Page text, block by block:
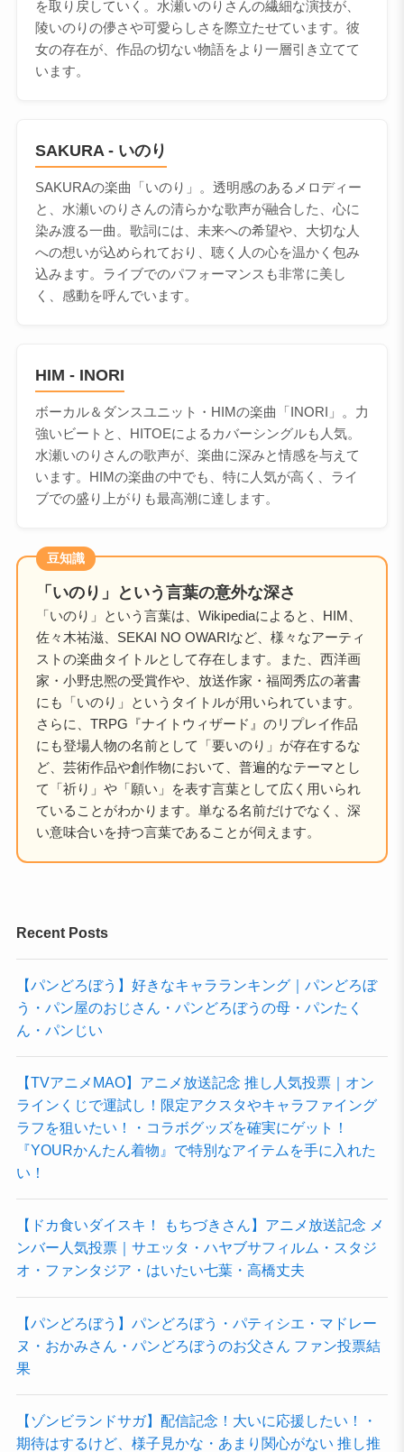
を取り戻していく。水瀬いのりさんの繊細な演技が、
陵いのりの儚さや可愛らしさを際立たせています。彼
女の存在が、作品の切ない物語をより一層引き立てて
います。
SAKURA - いのり
SAKURAの楽曲「いのり」。透明感のあるメロディー
と、水瀬いのりさんの清らかな歌声が融合した、心に
染み渡る一曲。歌詞には、未来への希望や、大切な人
への想いが込められており、聴く人の心を温かく包み
込みます。ライブでのパフォーマンスも非常に美し
く、感動を呼んでいます。
HIM - INORI
ボーカル＆ダンスユニット・HIMの楽曲「INORI」。力
強いビートと、HITOEによるカバーシングルも人気。
水瀬いのりさんの歌声が、楽曲に深みと情感を与えて
います。HIMの楽曲の中でも、特に人気が高く、ライ
ブでの盛り上がりも最高潮に達します。
豆知識
「いのり」という言葉の意外な深さ
「いのり」という言葉は、Wikipediaによると、HIM、
佐々木祐滋、SEKAI NO OWARIなど、様々なアーティ
ストの楽曲タイトルとして存在します。また、西洋画
家・小野忠熈の受賞作や、放送作家・福岡秀広の著書
にも「いのり」というタイトルが用いられています。
さらに、TRPG『ナイトウィザード』のリプレイ作品
にも登場人物の名前として「要いのり」が存在するな
ど、芸術作品や創作物において、普遍的なテーマとし
て「祈り」や「願い」を表す言葉として広く用いられ
ていることがわかります。単なる名前だけでなく、深
い意味合いを持つ言葉であることが伺えます。
Recent Posts
【パンどろぼう】好きなキャラランキング｜パンどろぼ
う・パン屋のおじさん・パンどろぼうの母・パンたく
ん・パンじい
【TVアニメMAO】アニメ放送記念 推し人気投票｜オン
ラインくじで運試し！限定アクスタやキャラファイング
ラフを狙いたい！・コラボグッズを確実にゲット！
『YOURかんたん着物』で特別なアイテムを手に入れた
い！
【ドカ食いダイスキ！ もちづきさん】アニメ放送記念 メ
ンバー人気投票｜サエッタ・ハヤブサフィルム・スタジ
オ・ファンタジア・はいたい七葉・高橋丈夫
【パンどろぼう】パンどろぼう・パティシエ・マドレー
ヌ・おかみさん・パンどろぼうのお父さん ファン投票結
果
【ゾンビランドサガ】配信記念！大いに応援したい！・
期待はするけど、様子見かな・あまり関心がない 推し推